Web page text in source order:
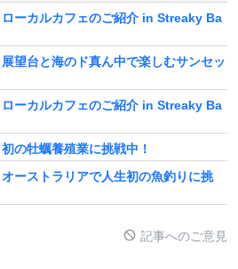
ローカルカフェのご紹介 in Streaky Ba
望台と海のド真ん中で楽しむサンセッ
ローカルカフェのご紹介 in Streaky Ba
の牡蠣養殖業に挑戦中！
オーストラリアで人生初の魚釣りに挑
記事へのご意見